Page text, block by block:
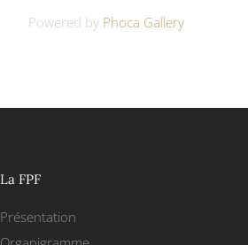
Powered by Phoca Gallery
La FPF
Présentation